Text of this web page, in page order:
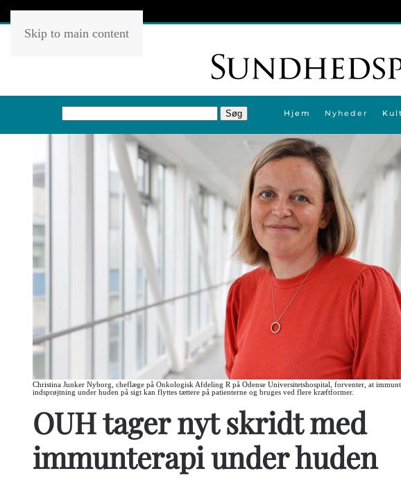
Skip to main content
Hjem Nyheder
Christina Junker Nyborg, cheflæge på Onkologisk Afdeling R på Odense Universitetshospital, forventer, at
indsprøjtning under huden på sigt kan flyttes tættere på patienterne og bruges ved flere kræftformer.
OUH tager nyt skridt med
immunterapi under huden